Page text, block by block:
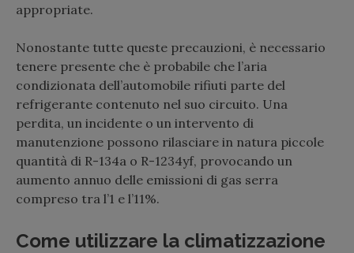
appropriate.
Nonostante tutte queste precauzioni, è necessario
tenere presente che è probabile che l’aria
condizionata dell’automobile rifiuti parte del
refrigerante contenuto nel suo circuito. Una
perdita, un incidente o un intervento di
manutenzione possono rilasciare in natura piccole
quantità di R-134a o R-1234yf, provocando un
aumento annuo delle emissioni di gas serra
compreso tra l’1 e l’11%.
Come utilizzare la climatizzazione